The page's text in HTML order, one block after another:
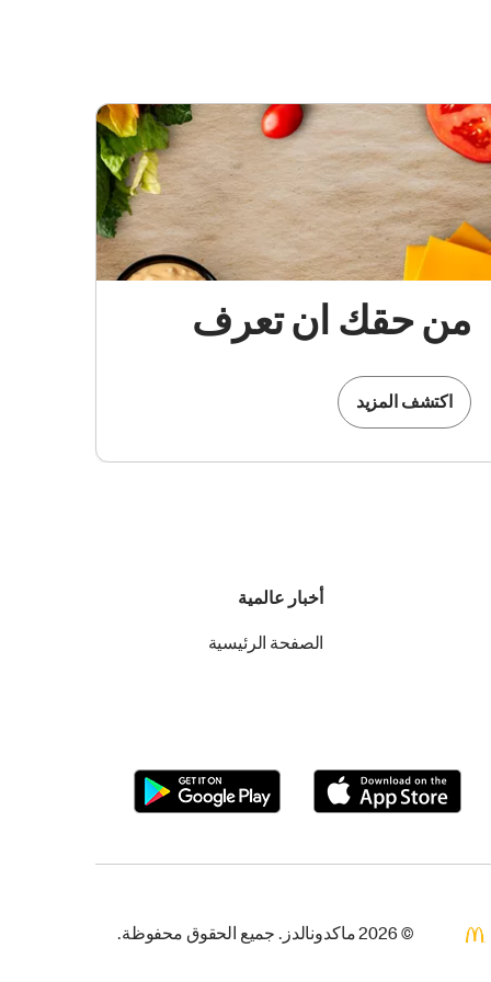
من حقك ان تعرف
اكتشف المزيد
أخبار عالمية
الصفحة الرئيسية
© 2026 ماكدونالدز. جميع الحقوق محفوظة.